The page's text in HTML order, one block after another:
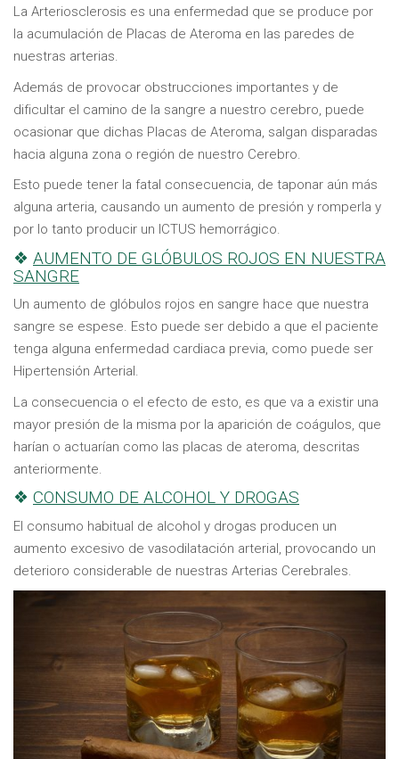
La Arteriosclerosis es una enfermedad que se produce por
la acumulación de Placas de Ateroma en las paredes de
nuestras arterias.
Además de provocar obstrucciones importantes y de
dificultar el camino de la sangre a nuestro cerebro, puede
ocasionar que dichas Placas de Ateroma, salgan disparadas
hacia alguna zona o región de nuestro Cerebro.
Esto puede tener la fatal consecuencia, de taponar aún más
alguna arteria, causando un aumento de presión y romperla y
por lo tanto producir un ICTUS hemorrágico.
❖ AUMENTO DE GLÓBULOS ROJOS EN NUESTRA
SANGRE
Un aumento de glóbulos rojos en sangre hace que nuestra
sangre se espese. Esto puede ser debido a que el paciente
tenga alguna enfermedad cardiaca previa, como puede ser
Hipertensión Arterial.
La consecuencia o el efecto de esto, es que va a existir una
mayor presión de la misma por la aparición de coágulos, que
harían o actuarían como las placas de ateroma, descritas
anteriormente.
❖ CONSUMO DE ALCOHOL Y DROGAS
El consumo habitual de alcohol y drogas producen un
aumento excesivo de vasodilatación arterial, provocando un
deterioro considerable de nuestras Arterias Cerebrales.